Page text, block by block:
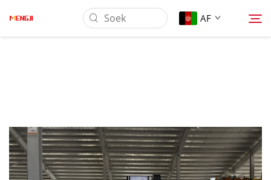
AF
Toepassing